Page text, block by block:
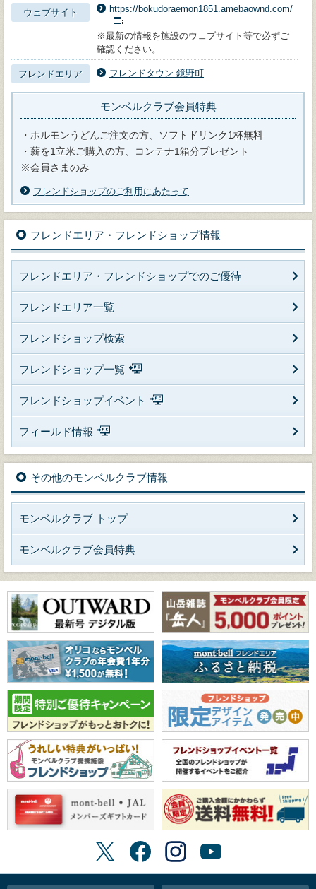
ウェブサイト https://bokudoraemon1851.amebaownd.com/
※最新の情報を施設のウェブサイト等で必ずご
確認ください。
フレンドエリア フレンドタウン 鏡野町
モンベルクラブ会員特典
・ホルモンうどんご注文の方、ソフトドリンク1杯無料
・薪を1立米ご購入の方、コンテナ1箱分プレゼント
※会員さまのみ
フレンドショップのご利用にあたって
フレンドエリア・フレンドショップ情報
フレンドエリア・フレンドショップでのご優待
フレンドエリア一覧
フレンドショップ検索
フレンドショップ一覧
フレンドショップイベント
フィールド情報
その他のモンベルクラブ情報
モンベルクラブ トップ
モンベルクラブ会員特典